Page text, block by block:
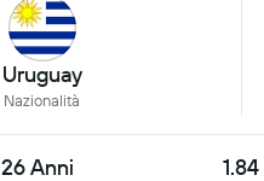
Uruguay
Nazionalità
26 Anni 1.84